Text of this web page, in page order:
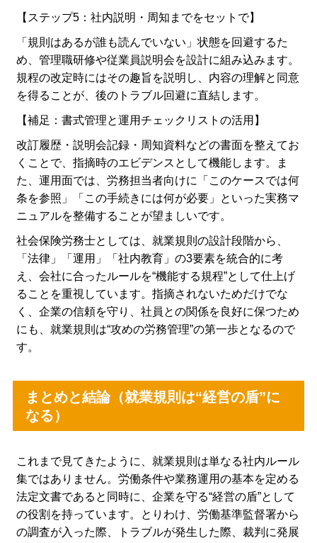
【ステップ5：社内説明・周知までをセットで】
「規則はあるが誰も読んでいない」状態を回避するた
め、管理職研修や従業員説明会を設計に組み込みます。
規程の改定時にはその趣旨を説明し、内容の理解と同意
を得ることが、後のトラブル回避に直結します。
【補足：書式管理と運用チェックリストの活用】
改訂履歴・説明会記録・周知資料などの書面を整えてお
くことで、指摘時のエビデンスとして機能します。ま
た、運用面では、労務担当者向けに「このケースでは何
条を参照」「この手続きには何が必要」といった実務マ
ニュアルを整備することが望ましいです。
社会保険労務士としては、就業規則の設計段階から、
「法律」「運用」「社内教育」の3要素を統合的に考
え、会社に合ったルールを“機能する規程”として仕上げ
ることを重視しています。指摘されないためだけでな
く、企業の信頼を守り、社員との関係を良好に保つため
にも、就業規則は“攻めの労務管理”の第一歩となるので
す。
まとめと結論（就業規則は“経営の盾”に
なる）
これまで見てきたように、就業規則は単なる社内ルール
集ではありません。労働条件や業務運用の基本を定める
法定文書であると同時に、企業を守る“経営の盾”として
の役割を持っています。とりわけ、労働基準監督署から
の調査が入った際、トラブルが発生した際、裁判に発展